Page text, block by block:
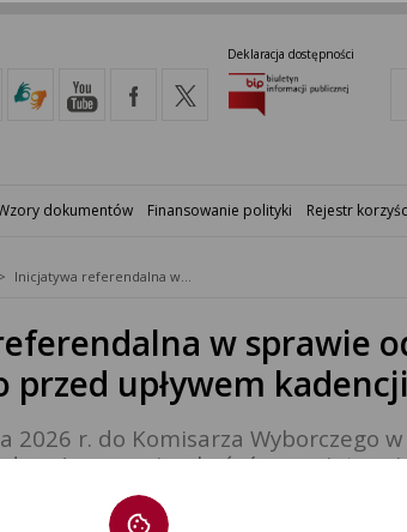
Deklaracja dostępności
dokumentów Finansowanie polityki Rejestr
Inicjatywa referendalna w sprawie odwołania Rady Powiatu Mieleckiego przed upływem kadencji
w sprawie
przed upływem kadencji
2026 r. do Komisarza Wyborczego
(grupy mieszkańców powiatu
referendum powiatowego
upływem kadencji.